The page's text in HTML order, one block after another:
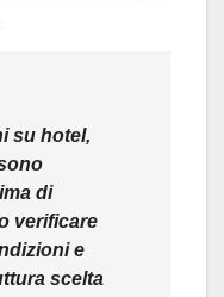
su hotel,
di
verificare
e
scelta